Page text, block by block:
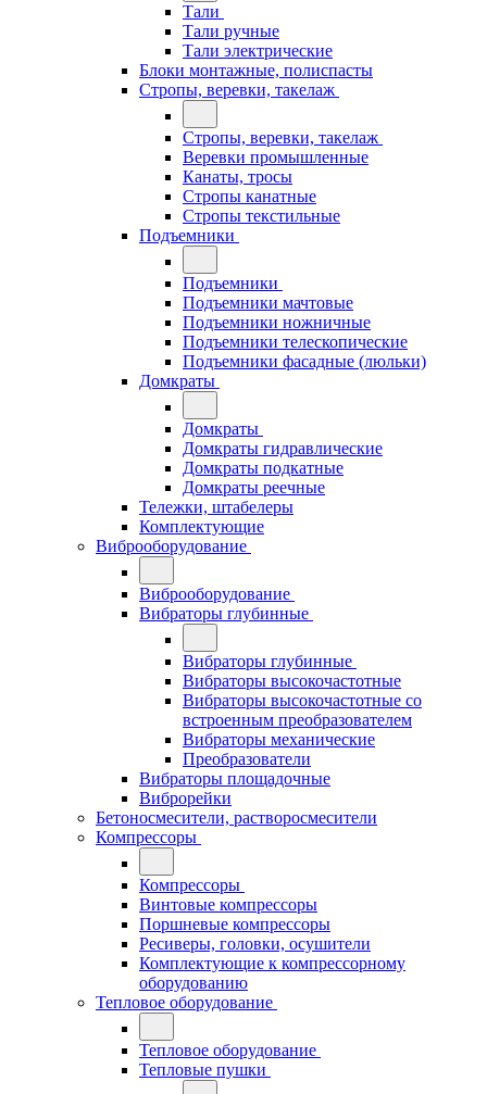
Тали
Тали ручные
Тали электрические
Блоки монтажные, полиспасты
Стропы, веревки, такелаж
Стропы, веревки, такелаж
Веревки промышленные
Канаты, тросы
Стропы канатные
Стропы текстильные
Подъемники
Подъемники
Подъемники мачтовые
Подъемники ножничные
Подъемники телескопические
Подъемники фасадные (люльки)
Домкраты
Домкраты
Домкраты гидравлические
Домкраты подкатные
Домкраты реечные
Тележки, штабелеры
Комплектующие
Виброоборудование
Виброоборудование
Вибраторы глубинные
Вибраторы глубинные
Вибраторы высокочастотные
Вибраторы высокочастотные со
встроенным преобразователем
Вибраторы механические
Преобразователи
Вибраторы площадочные
Виброрейки
Бетоносмесители, растворосмесители
Компрессоры
Компрессоры
Винтовые компрессоры
Поршневые компрессоры
Ресиверы, головки, осушители
Комплектующие к компрессорному
оборудованию
Тепловое оборудование
Тепловое оборудование
Тепловые пушки